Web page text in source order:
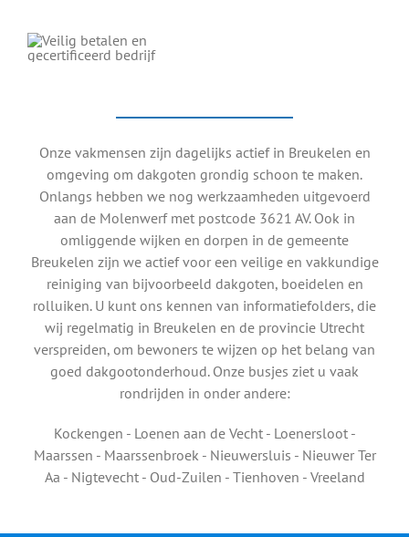
Onze vakmensen zijn dagelijks actief in Breukelen en
omgeving om dakgoten grondig schoon te maken.
Onlangs hebben we nog werkzaamheden uitgevoerd
aan de Molenwerf met postcode 3621 AV. Ook in
omliggende wijken en dorpen in de gemeente
Breukelen zijn we actief voor een veilige en vakkundige
reiniging van bijvoorbeeld dakgoten, boeidelen en
rolluiken. U kunt ons kennen van informatiefolders, die
wij regelmatig in Breukelen en de provincie Utrecht
verspreiden, om bewoners te wijzen op het belang van
goed dakgootonderhoud. Onze busjes ziet u vaak
rondrijden in onder andere:
Kockengen - Loenen aan de Vecht - Loenersloot -
Maarssen - Maarssenbroek - Nieuwersluis - Nieuwer Ter
Aa - Nigtevecht - Oud-Zuilen - Tienhoven - Vreeland